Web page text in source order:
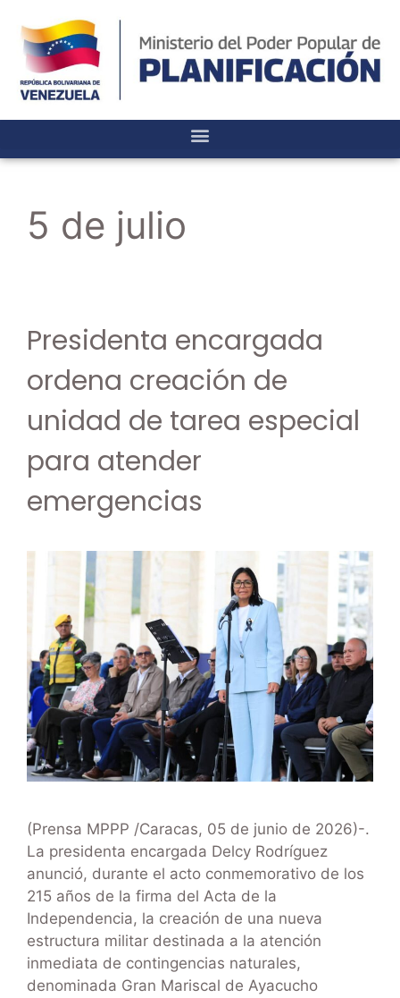
5 de julio
Presidenta encargada
ordena creación de
unidad de tarea especial
para atender
emergencias
(Prensa MPPP /Caracas, 05 de junio de 2026)-.
La presidenta encargada Delcy Rodríguez
anunció, durante el acto conmemorativo de los
215 años de la firma del Acta de la
Independencia, la creación de una nueva
estructura militar destinada a la atención
inmediata de contingencias naturales,
denominada Gran Mariscal de Ayacucho